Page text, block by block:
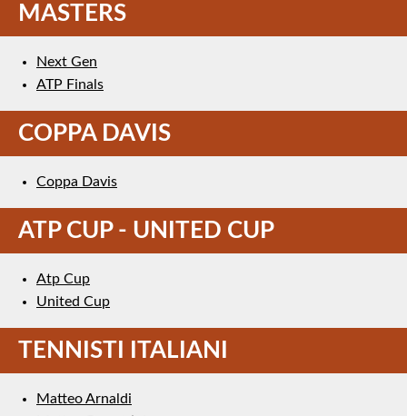
MASTERS
Next Gen
ATP Finals
COPPA DAVIS
Coppa Davis
ATP CUP - UNITED CUP
Atp Cup
United Cup
TENNISTI ITALIANI
Matteo Arnaldi